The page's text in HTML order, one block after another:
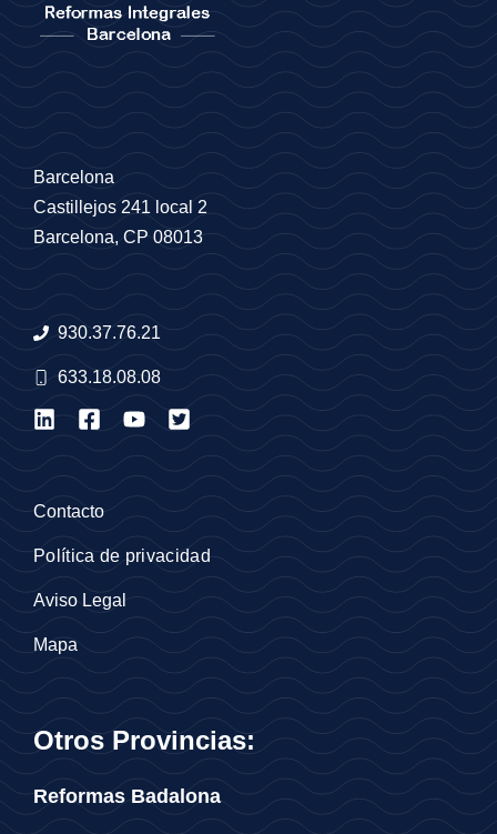
Barcelona
Castillejos 241 local 2
Barcelona, CP 08013
930.37.76.21
633.18.08.08
Contacto
Política de privacidad
Aviso Legal
Mapa
Otros Provincias:
Reformas Badalona